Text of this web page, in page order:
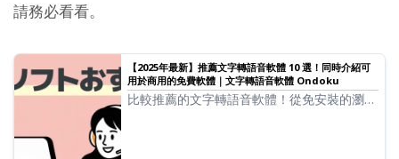
請務必看看。
【2025年最新】推薦文字轉語音軟體 10 選！同時介紹可
用於商用的免費軟體｜文字轉語音軟體 Ondoku
比較推薦的文字轉語音軟體！從免安裝的瀏覽